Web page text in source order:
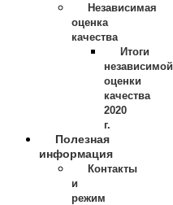
Независимая
оценка
качества
Итоги
независимой
оценки
качества
2020
г.
Полезная
информация
Контакты
и
режим